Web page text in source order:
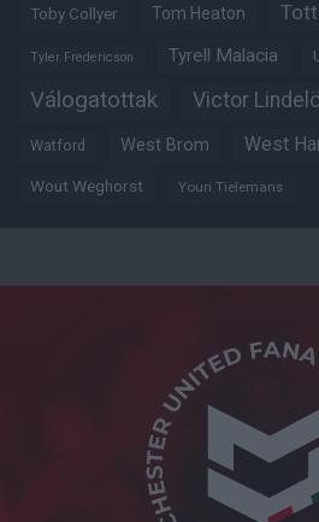
Toby Collyer Tom Heaton
Tyler Fredericson Tyrell Malacia
Válogatottak Victor
Watford West Brom West
Wout Weghorst Youri Tielemans